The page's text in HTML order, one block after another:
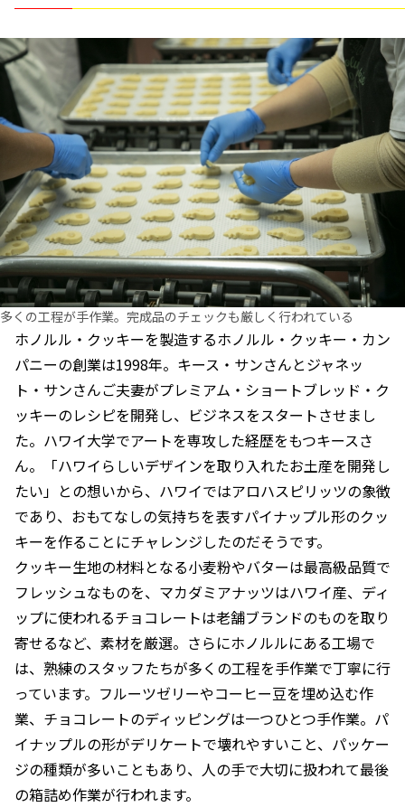
多くの工程が手作業。完成品のチェックも厳しく行われている
ホノルル・クッキーを製造するホノルル・クッキー・カン
パニーの創業は1998年。キース・サンさんとジャネッ
ト・サンさんご夫妻がプレミアム・ショートブレッド・ク
ッキーのレシピを開発し、ビジネスをスタートさせまし
た。ハワイ大学でアートを専攻した経歴をもつキースさ
ん。「ハワイらしいデザインを取り入れたお土産を開発し
たい」との想いから、ハワイではアロハスピリッツの象徴
であり、おもてなしの気持ちを表すパイナップル形のクッ
キーを作ることにチャレンジしたのだそうです。
クッキー生地の材料となる小麦粉やバターは最高級品質で
フレッシュなものを、マカダミアナッツはハワイ産、ディ
ップに使われるチョコレートは老舗ブランドのものを取り
寄せるなど、素材を厳選。さらにホノルルにある工場で
は、熟練のスタッフたちが多くの工程を手作業で丁寧に行
っています。フルーツゼリーやコーヒー豆を埋め込む作
業、チョコレートのディッピングは一つひとつ手作業。パ
イナップルの形がデリケートで壊れやすいこと、パッケー
ジの種類が多いこともあり、人の手で大切に扱われて最後
の箱詰め作業が行われます。